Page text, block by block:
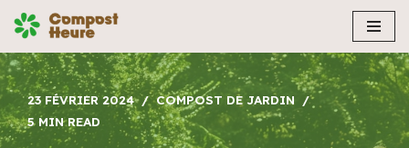
Aller
au
contenu
23 FÉVRIER 2024
COMPOST DE JARDIN
5 MIN READ